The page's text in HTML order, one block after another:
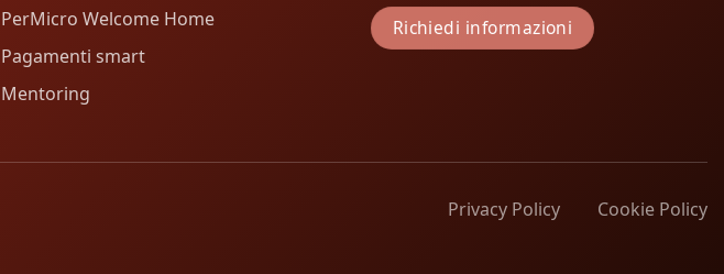
PerMicro Welcome Home
Pagamenti smart
Mentoring
Richiedi informazioni
Privacy Policy Cookie Policy